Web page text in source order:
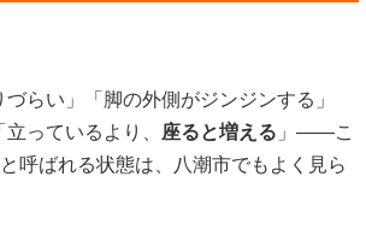
づらい」「脚の外側がジンジンする」
立っているより、 座ると増える 」――こ
と呼ばれる状態は、八潮市でもよく見ら